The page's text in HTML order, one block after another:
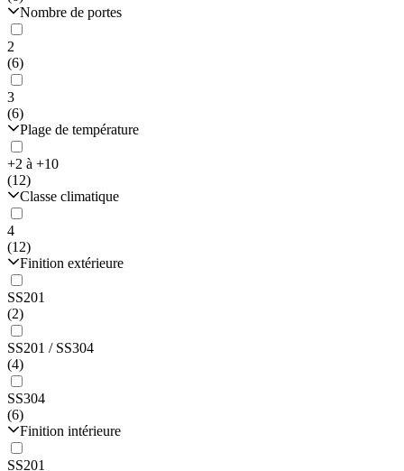
Nombre de portes
2
(6)
3
(6)
Plage de température
+2 à +10
(12)
Classe climatique
4
(12)
Finition extérieure
SS201
(2)
SS201 / SS304
(4)
SS304
(6)
Finition intérieure
SS201